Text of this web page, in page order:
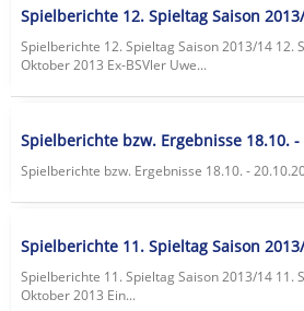
Spielberichte 12. Spieltag Saison
Spielberichte 12. Spieltag Saison 2013/14 12.
Oktober 2013 Ex-BSVler Uwe...
Spielberichte bzw. Ergebnisse 18.10. -
Spielberichte bzw. Ergebnisse 18.10. -
Spielberichte 11. Spieltag Saison
Spielberichte 11. Spieltag Saison 2013/14 11.
Oktober 2013 Ein...